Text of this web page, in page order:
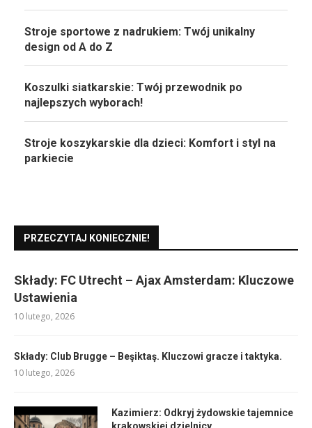
Stroje sportowe z nadrukiem: Twój unikalny
design od A do Z
Koszulki siatkarskie: Twój przewodnik po
najlepszych wyborach!
Stroje koszykarskie dla dzieci: Komfort i styl na
parkiecie
PRZECZYTAJ KONIECZNIE!
Składy: FC Utrecht – Ajax Amsterdam: Kluczowe
Ustawienia
10 lutego, 2026
Składy: Club Brugge – Beşiktaş. Kluczowi gracze i taktyka.
10 lutego, 2026
Kazimierz: Odkryj żydowskie tajemnice